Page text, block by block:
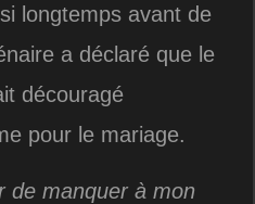
longtemps avant de
a déclaré que le
découragé
pour le mariage.
de manquer à mon